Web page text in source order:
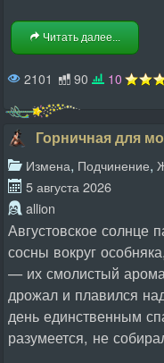
Читать далее...
2101 90 10
Горничная для
Измена, Подчинение,
5 августа 2026
allion
Августовское
сосны вокруг
— их смолистый
дрожал и плавился
день единственным
разумеется, не